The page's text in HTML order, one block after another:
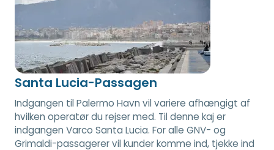
Santa Lucia-Passagen
Indgangen til Palermo Havn vil variere afhængigt af
hvilken operatør du rejser med. Til denne kaj er
indgangen Varco Santa Lucia. For alle GNV- og
Grimaldi-passagerer vil kunder komme ind, tjekke ind